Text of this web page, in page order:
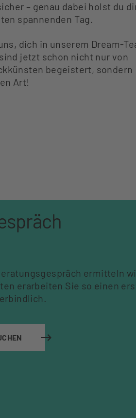
– genau dabei holst du
spannenden Tag.
dich in unserem Dream-
jetzt schon nicht nur von
begeistert, sondern
Art!
ermitteln
erarbeiten Sie so einen